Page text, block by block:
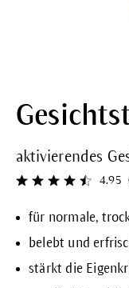
aktivierendes
Durchschnittliche4.95
für normale,
belebt und
stärkt die